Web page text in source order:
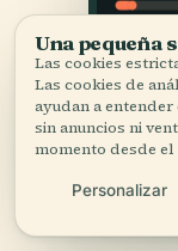
Una pequeña
Las cookies
Las cookies de
ayudan a
sin anuncios ni
momento desde el
Personalizar